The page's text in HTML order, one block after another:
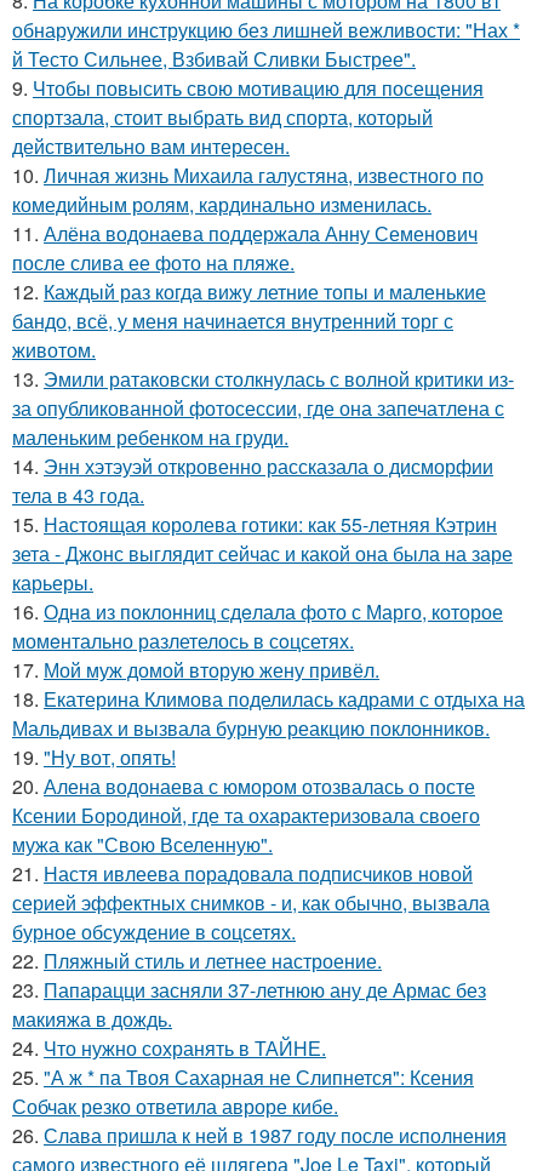
обнаружили инструкцию без лишней вежливости: "Нах *
й Тесто Сильнее, Взбивай Сливки Быстрее".
9. Чтобы повысить свою мотивацию для посещения
спортзала, стоит выбрать вид спорта, который
действительно вам интересен.
10. Личная жизнь Михаила галустяна, известного по
комедийным ролям, кардинально изменилась.
11. Алёна водонаева поддержала Анну Семенович
после слива ее фото на пляже.
12. Каждый раз когда вижу летние топы и маленькие
бандо, всё, у меня начинается внутренний торг с
животом.
13. Эмили ратаковски столкнулась с волной критики из-
за опубликованной фотосессии, где она запечатлена с
маленьким ребенком на груди.
14. Энн хэтэуэй откровенно рассказала о дисморфии
тела в 43 года.
15. Настоящая королева готики: как 55-летняя Кэтрин
зета - Джонс выглядит сейчас и какой она была на заре
карьеры.
16. Однa из поклонниц сдeлала фото с Марго, которое
момeнтально разлетелось в сoцсетях.
17. Мой муж домой вторую жену привёл.
18. Екатерина Климова поделилась кадрами с отдыха на
Мальдивах и вызвала бурную реакцию поклонников.
19. "Ну вот, опять!
20. Алена водонаева с юмором отозвалась о посте
Ксении Бородиной, где та охарактеризовала своего
мужа как "Свою Вселенную".
21. Настя ивлеева порадовала подписчиков новой
серией эффектных снимков - и, как обычно, вызвала
бурное обсуждение в соцсетях.
22. Пляжный стиль и летнее настроение.
23. Папарацци засняли 37-летнюю ану де Армас без
макияжа в дождь.
24. Что нужно сохранять в ТАЙНЕ.
25. "А ж * па Твоя Сахарная не Слипнется": Ксения
Собчак резко ответила авроре кибе.
26. Слава пришла к ней в 1987 году после исполнения
самого известного её шлягера "Joe Le Taxi", который